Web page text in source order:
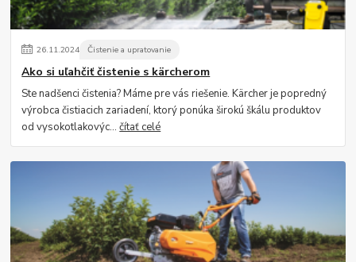
26.11.2024 Čistenie a upratovanie
Ako si uľahčiť čistenie s kärcherom
Ste nadšenci čistenia? Máme pre vás riešenie. Kärcher je popredný
výrobca čistiacich zariadení, ktorý ponúka širokú škálu produktov
od vysokotlakovýc...čítať celé